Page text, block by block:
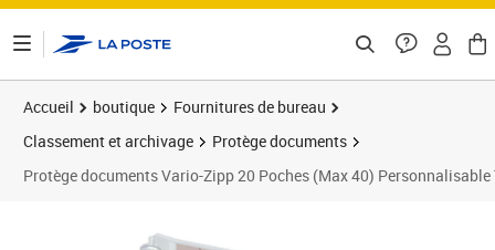
Accueil boutique
Fournitures de bureau
Classement et archivage
Protège documents
Protège documents Vario-Zipp 20 Poches (Max 40)